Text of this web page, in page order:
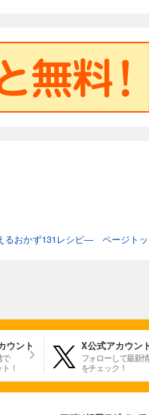
るおかず131レシピ― ページト
ウント
で
！
X公式アカウン
フォローして最新
をチェック！